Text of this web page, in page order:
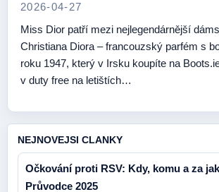
2026-04-27
Miss Dior patří mezi nejlegendárnější
Christiana Diora – francouzský parfém s
roku 1947, který v Irsku koupíte na
v duty free na letištích…
NEJNOVEJSI CLANKY
Očkování proti RSV: Kdy, komu a za
Průvodce 2025